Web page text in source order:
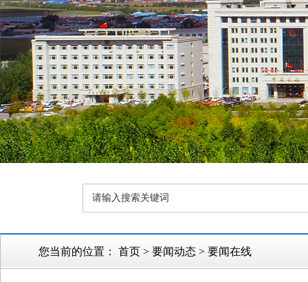
您当前的位置： 首页 > 要闻动态 > 要闻在线